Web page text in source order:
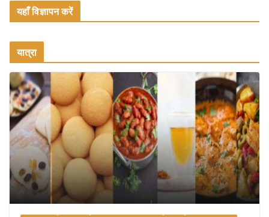
यहाँ विज्ञापन करें
यात्रा